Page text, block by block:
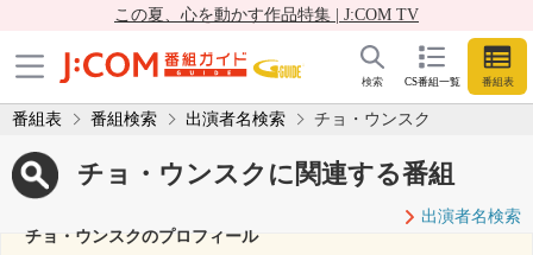
この夏、心を動かす作品特集 | J:COM TV
CS番組一覧 番組表
検索
番組表 番組検索 出演者名検索 チョ・ウンスク
チョ・ウンスクに関連する番組
出演者名検索
チョ・ウンスクのプロフィール